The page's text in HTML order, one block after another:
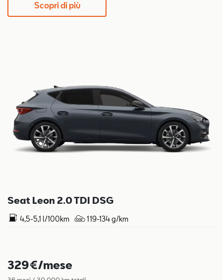
Scopri di più
Seat Leon 2.0 TDI DSG
4,5-5,1 l/100km 119-134 g/km
329€/mese